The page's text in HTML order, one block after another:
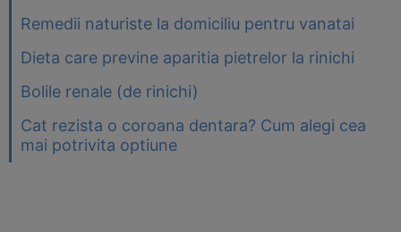
Remedii naturiste la domiciliu pentru vanatai
Dieta care previne aparitia pietrelor la rinichi
Bolile renale (de rinichi)
Cat rezista o coroana dentara? Cum alegi cea
mai potrivita optiune